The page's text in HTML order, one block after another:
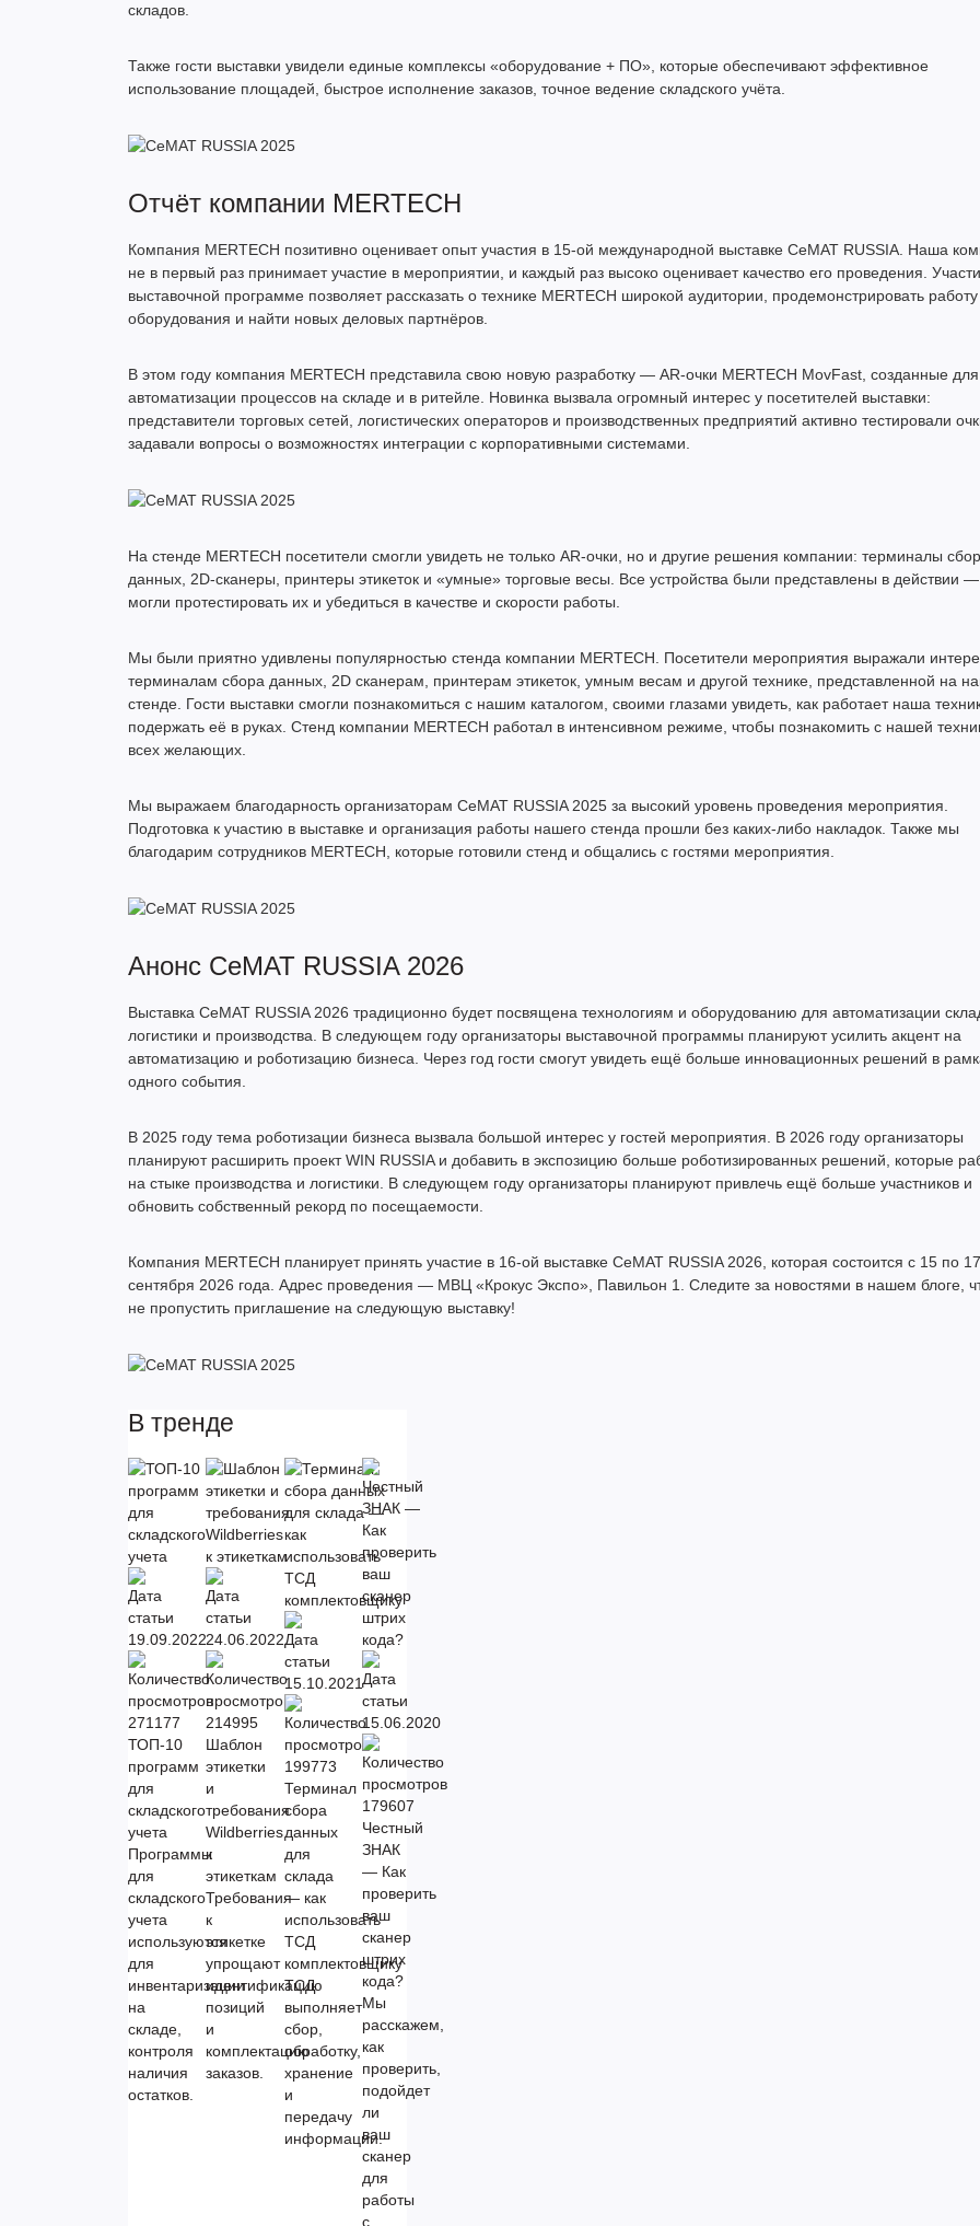
складов.
Также гости выставки увидели единые комплексы «оборудование + ПО», которые обеспечивают эффективное
использование площадей, быстрое исполнение заказов, точное ведение складского учёта.
Отчёт компании MERTECH
Компания MERTECH позитивно оценивает опыт участия в 15-ой международной выставке CeMAT RUSSIA. Наша
не в первый раз принимает участие в мероприятии, и каждый раз высоко оценивает качество его проведения.
выставочной программе позволяет рассказать о технике MERTECH широкой аудитории, продемонстрировать работу
оборудования и найти новых деловых партнёров.
В этом году компания MERTECH представила свою новую разработку — AR-очки MERTECH MovFast, созданные для
автоматизации процессов на складе и в ритейле. Новинка вызвала огромный интерес у посетителей выставки:
представители торговых сетей, логистических операторов и производственных предприятий активно тестировали
задавали вопросы о возможностях интеграции с корпоративными системами.
На стенде MERTECH посетители смогли увидеть не только AR-очки, но и другие решения компании: терминалы
данных, 2D-сканеры, принтеры этикеток и «умные» торговые весы. Все устройства были представлены в действии —
могли протестировать их и убедиться в качестве и скорости работы.
Мы были приятно удивлены популярностью стенда компании MERTECH. Посетители мероприятия выражали
терминалам сбора данных, 2D сканерам, принтерам этикеток, умным весам и другой технике, представленной на
стенде. Гости выставки смогли познакомиться с нашим каталогом, своими глазами увидеть, как работает наша
подержать её в руках. Стенд компании MERTECH работал в интенсивном режиме, чтобы познакомить с нашей
всех желающих.
Мы выражаем благодарность организаторам CeMAT RUSSIA 2025 за высокий уровень проведения мероприятия.
Подготовка к участию в выставке и организация работы нашего стенда прошли без каких-либо накладок. Также мы
благодарим сотрудников MERTECH, которые готовили стенд и общались с гостями мероприятия.
Анонс CeMAT RUSSIA 2026
Выставка CeMAT RUSSIA 2026 традиционно будет посвящена технологиям и оборудованию для автоматизации
логистики и производства. В следующем году организаторы выставочной программы планируют усилить акцент на
автоматизацию и роботизацию бизнеса. Через год гости смогут увидеть ещё больше инновационных решений в
одного события.
В 2025 году тема роботизации бизнеса вызвала большой интерес у гостей мероприятия. В 2026 году организаторы
планируют расширить проект WIN RUSSIA и добавить в экспозицию больше роботизированных решений, которые
на стыке производства и логистики. В следующем году организаторы планируют привлечь ещё больше участников и
обновить собственный рекорд по посещаемости.
Компания MERTECH планирует принять участие в 16-ой выставке CeMAT RUSSIA 2026, которая состоится с 15 по 17
сентября 2026 года. Адрес проведения — МВЦ «Крокус Экспо», Павильон 1. Следите за новостями в нашем блоге,
не пропустить приглашение на следующую выставку!
В тренде
19.09.2022
271177
ТОП-10
программ
для
складского
учета
Программы
для
складского
учета
используются
для
инвентаризации
на
складе,
контроля
наличия
остатков.
24.06.2022
214995
Шаблон
этикетки
и
требования
Wildberries
к
этикеткам
Требования
к
этикетке
упрощают
идентификацию
позиций
и
комплектацию
заказов.
15.10.2021
199773
Терминал
сбора
данных
для
склада
— как
использовать
ТСД
комплектовщику
ТСД
выполняет
сбор,
обработку,
хранение
и
передачу
информации.
15.06.2020
179607
Честный
ЗНАК
— Как
проверить
ваш
сканер
штрих
кода?
Мы
расскажем,
как
проверить,
подойдет
ли
ваш
сканер
для
работы
с